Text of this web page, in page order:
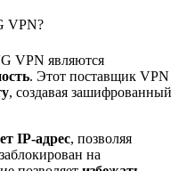
VPN?
VPN являются
. Этот поставщик VPN
, создавая зашифрованный
IP-адрес, позволяя
на